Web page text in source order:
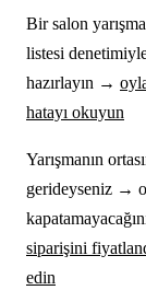
Bir salon
listesi
hazırlayın →
hatayı okuyun
Yarışmanın
gerideyseniz →
siparişini
edin